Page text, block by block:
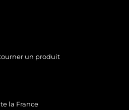
un produit
la France